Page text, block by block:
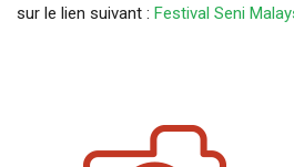
sur le lien suivant : Festival Seni